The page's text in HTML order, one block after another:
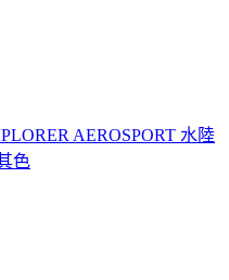
AEROSPORT 水陸
色